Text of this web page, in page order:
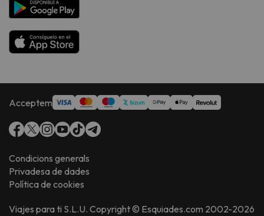
Acceptem
Condicions generals
Privadesa de dades
Política de cookies
Viajes para ti S.L.U. Copyright © Esquiades.com 2002-2026